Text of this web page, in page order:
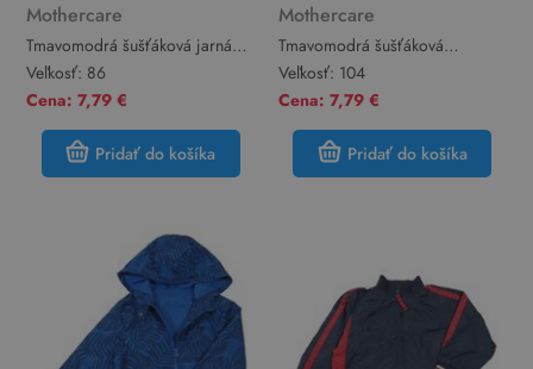
Mothercare
Tmavomodrá šušťáková jarná
bunda s bagrami a kapucňou
Mothercare
Veľkosť: 86
Cena: 7,79 €
Pridať do košíka
Mothercare
Tmavomodrá šušťáková
nepromokavá kombinéza so
stavebními stroji a kapucňou
Mothercare
Veľkosť: 104
Cena: 7,79 €
Pridať do košíka